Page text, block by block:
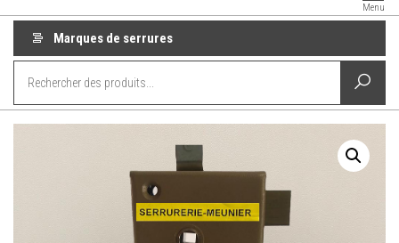
Paris
serrurier à
depuis
Menu
Marques de serrures